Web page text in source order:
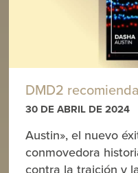
DMD2
30 DE ABRIL DE 2024
Austin», el nuevo
conmovedora
contra la traición y